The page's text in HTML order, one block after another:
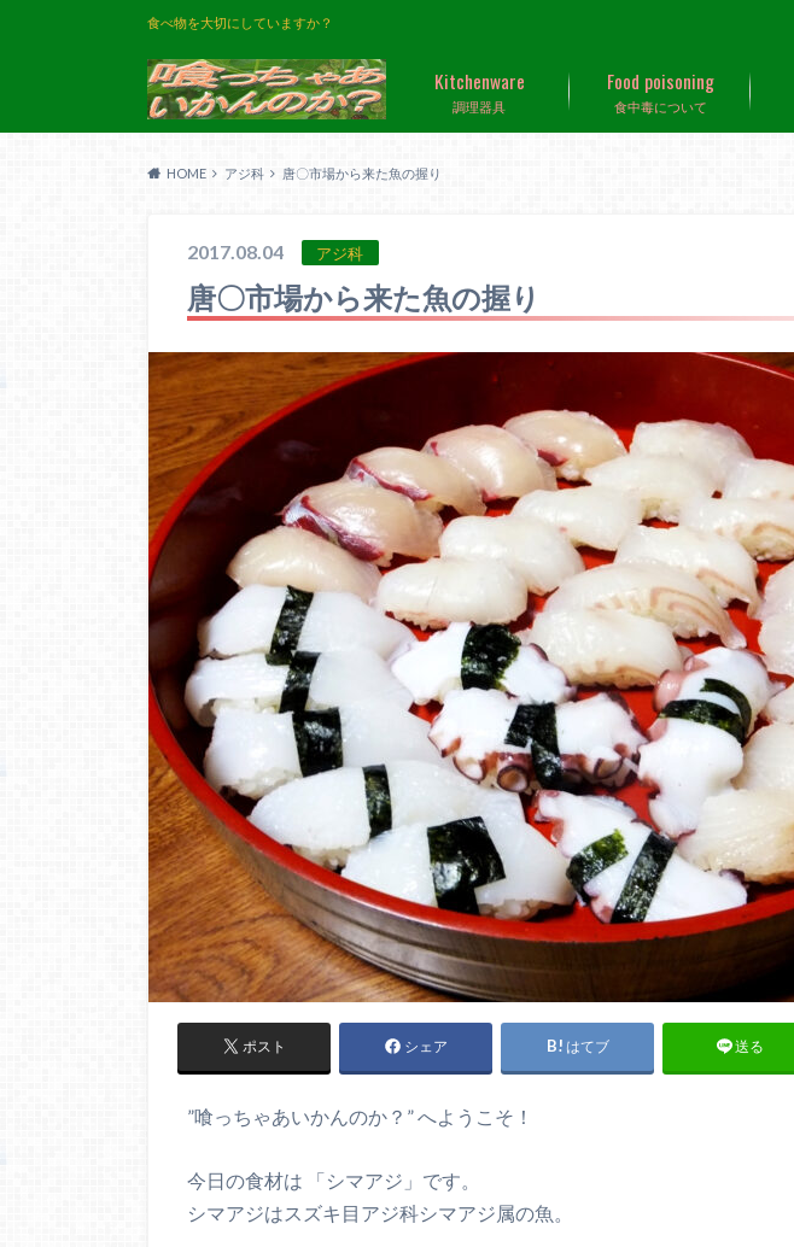
食べ物を大切にしていますか？
調理器具
Kitchenware
食中毒について
Food poisoning
HOME アジ科 唐〇市場から来た魚の握り
2017.08.04 アジ科
唐〇市場から来た魚の握り
ポスト シェア はてブ 送る
”喰っちゃあいかんのか？” へようこそ！
今日の食材は 「シマアジ」です。
シマアジはスズキ目アジ科シマアジ属の魚。